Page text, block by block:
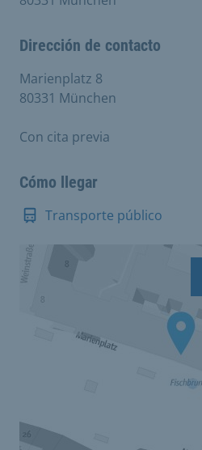
Dirección de contacto
Marienplatz 8
80331 München
Con cita previa
Cómo llegar
Transporte público